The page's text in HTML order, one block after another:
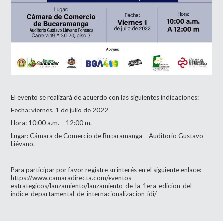
El evento se realizará de acuerdo con las siguientes indicaciones:
Fecha: viernes, 1 de julio de 2022
Hora: 10:00 a.m. – 12:00 m.
Lugar: Cámara de Comercio de Bucaramanga – Auditorio Gustavo
Liévano.
Para participar por favor registre su interés en el siguiente enlace:
https://www.camaradirecta.com/eventos-
estrategicos/lanzamiento/lanzamiento-de-la-1era-edicion-del-
indice-departamental-de-internacionalizacion-idi/